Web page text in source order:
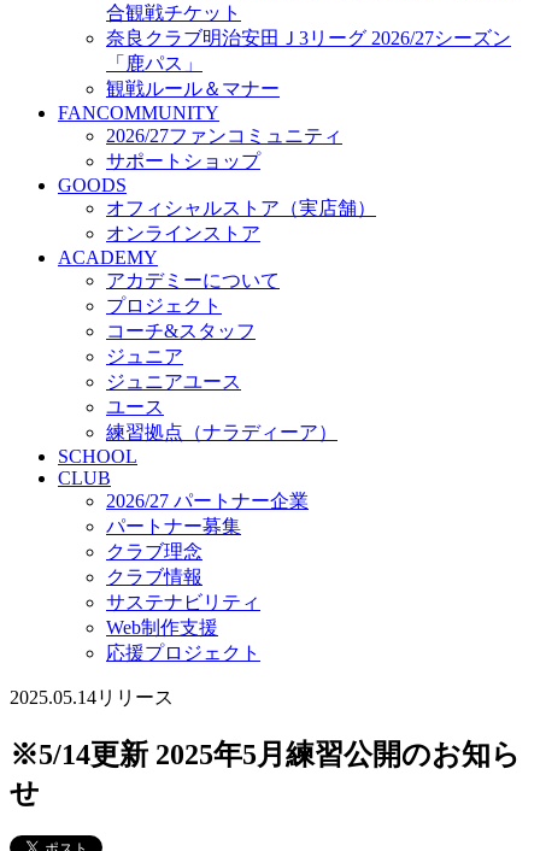
練習拠点（ナラディーア）
SCHOOL
2026/27 パートナー企業
パートナー募集
クラブ理念
クラブ情報
サステナビリティ
Web制作支援
応援プロジェクト
合観戦チケット
奈良クラブ明治安田Ｊ3リーグ 2026/27シーズン
「鹿パス」
観戦ルール＆マナー
FANCOMMUNITY
2026/27ファンコミュニティ
サポートショップ
GOODS
オフィシャルストア（実店舗）
オンラインストア
ACADEMY
アカデミーについて
プロジェクト
コーチ&スタッフ
ジュニア
ジュニアユース
ユース
練習拠点（ナラディーア）
SCHOOL
CLUB
2026/27 パートナー企業
パートナー募集
クラブ理念
クラブ情報
サステナビリティ
Web制作支援
応援プロジェクト
2025.05.14リリース
※5/14更新 2025年5月練習公開のお知ら
せ